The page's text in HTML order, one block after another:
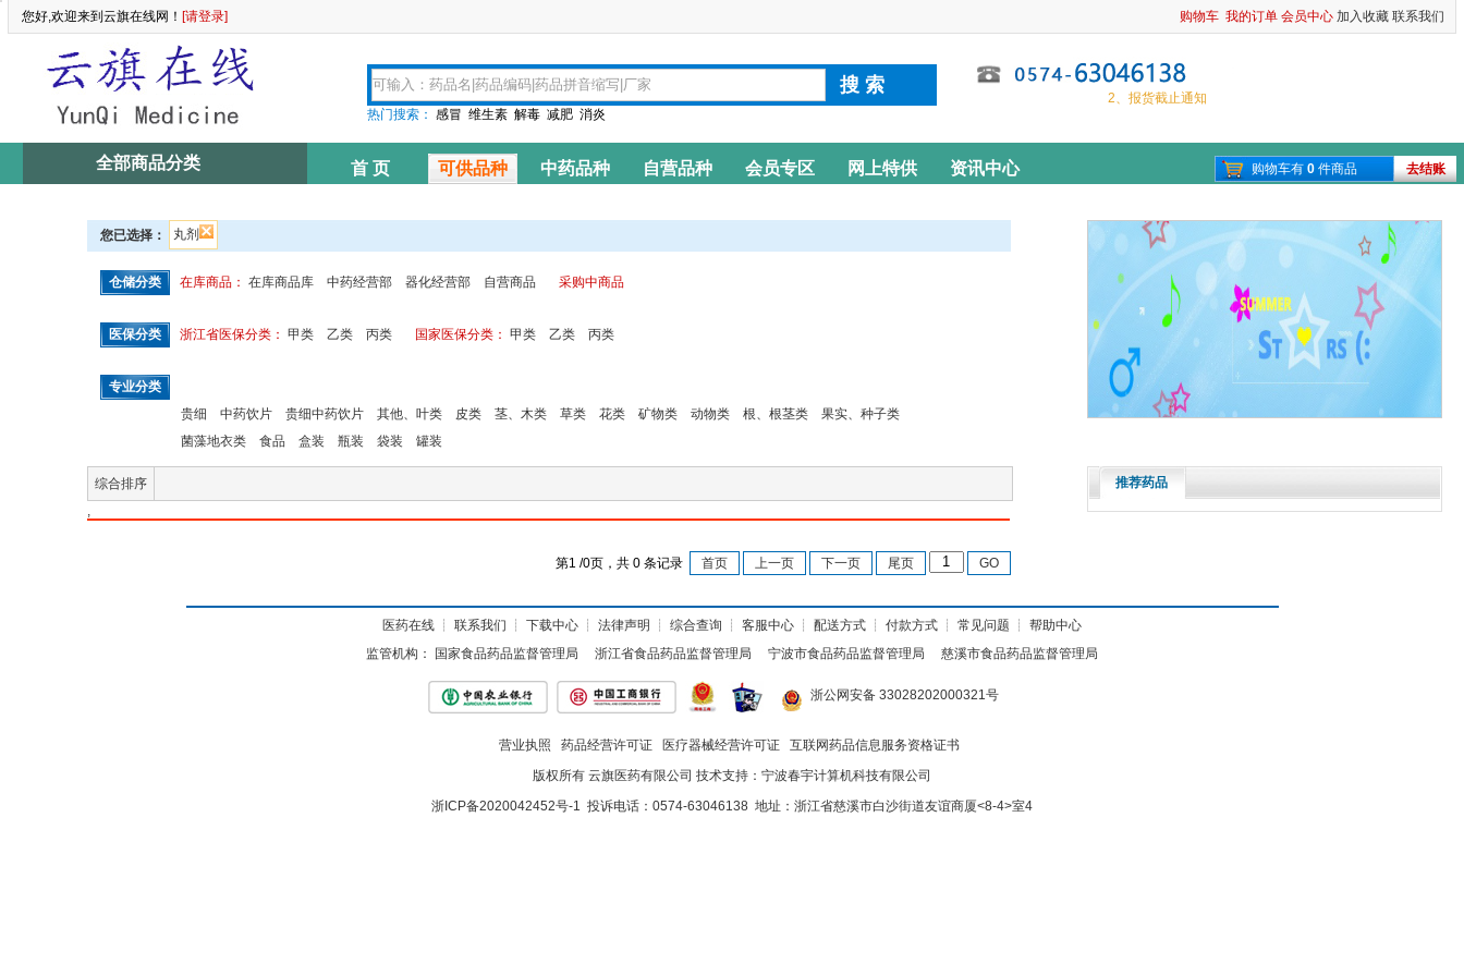
您好,欢迎来到云旗在线网！ [请登录] 购物车 我的订单 会员中心 加入收藏 联系我们
热门搜索：感冒 维生素 解毒 减肥 消炎
2、报货截止通知
全部商品分类 首 页 可供品种 中药品种 自营品种 会员专区 网上特供 资讯中心 购物车有 0件商品 去结账
您已选择： 丸剂
仓储分类 在库商品： 在库商品库 中药经营部 器化经营部 自营商品 采购中商品
医保分类 浙江省医保分类： 甲类 乙类 丙类 国家医保分类： 甲类 乙类 丙类
专业分类
贵细
中药饮片 贵细中药饮片 其他、叶类 皮类 茎、木类 草类 花类 矿物类 动物类 根、根茎类
果实、种子类
菌藻地衣类
食品 盒装 瓶装 袋装 罐装
综合排序
,
第1 /0页，共 0条记录 首页 上一页 下一页 尾页 GO
推荐药品
医药在线 ┊ 联系我们 ┊ 下载中心 ┊ 法律声明 ┊ 综合查询 ┊ 客服中心 ┊ 配送方式 ┊ 付款方式 ┊ 常见问题 ┊ 帮助中心
监管机构：
国家食品药品监督管理局 浙江省食品药品监督管理局 宁波市食品药品监督管理局 慈溪市食品药品监督管理局
浙公网安备 33028202000321号
营业执照 药品经营许可证 医疗器械经营许可证
互联网药品信息服务资格证书
版权所有 云旗医药有限公司 技术支持： 宁波春宇计算机科技有限公司
浙ICP备2020042452号-1 投诉电话：0574-63046138 地址：浙江省慈溪市白沙街道友谊商厦<8-4>室4